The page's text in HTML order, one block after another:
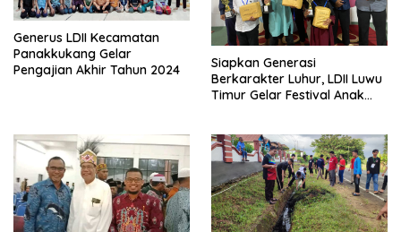
Generus LDII Kecamatan
Panakkukang Gelar
Pengajian Akhir Tahun 2024
Siapkan Generasi
Berkarakter Luhur, LDII Luwu
Timur Gelar Festival Anak